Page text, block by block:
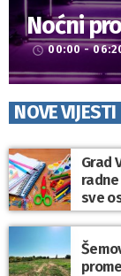
Noćni
access_time 00:00 -
NOVE VIJESTI
Grad
sve